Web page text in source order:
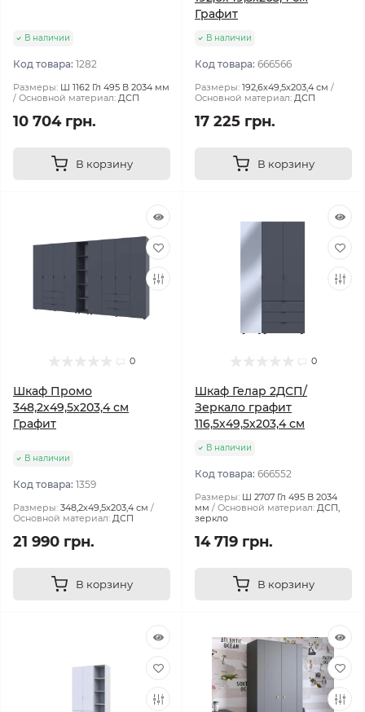
В наличии
Код товара: 1282
Размеры: Ш 1162 Гл 495 В 2034 мм
Основной материал: ДСП
10 704 грн.
В корзину
Графит
В наличии
Код товара: 666566
Размеры: 192,6х49,5х203,4 см
Основной материал: ДСП
17 225 грн.
В корзину
0
Шкаф Промо
348,2х49,5х203,4 см
Графит
В наличии
Код товара: 1359
Размеры: 348,2х49,5х203,4 см
Основной материал: ДСП
21 990 грн.
В корзину
0
Шкаф Гелар 2ДСП/
Зеркало графит
116,5х49,5х203,4 см
В наличии
Код товара: 666552
Размеры: Ш 2707 Гл 495 В 2034
мм
Основной материал: ДСП,
зеркло
14 719 грн.
В корзину